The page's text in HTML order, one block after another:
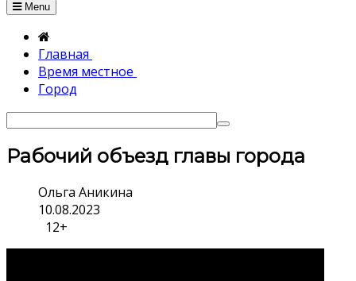
Menu
Главная
Время местное
Город
Рабочий объезд главы города
Ольга Аникина
10.08.2023
12+